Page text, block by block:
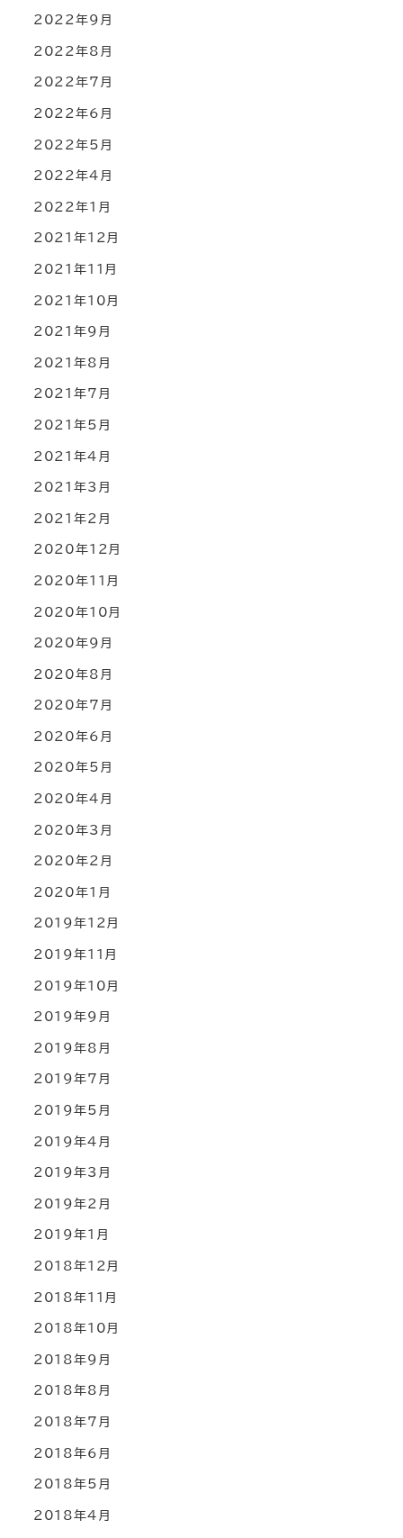
2022年9月
2022年8月
2022年7月
2022年6月
2022年5月
2022年4月
2022年1月
2021年12月
2021年11月
2021年10月
2021年9月
2021年8月
2021年7月
2021年5月
2021年4月
2021年3月
2021年2月
2020年12月
2020年11月
2020年10月
2020年9月
2020年8月
2020年7月
2020年6月
2020年5月
2020年4月
2020年3月
2020年2月
2020年1月
2019年12月
2019年11月
2019年10月
2019年9月
2019年8月
2019年7月
2019年5月
2019年4月
2019年3月
2019年2月
2019年1月
2018年12月
2018年11月
2018年10月
2018年9月
2018年8月
2018年7月
2018年6月
2018年5月
2018年4月